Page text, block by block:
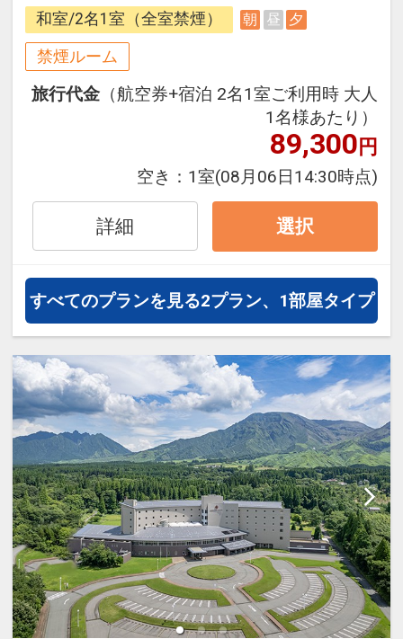
ら、一都市滞在はもちろん周遊旅行
にも最適！
旅行期間中の1泊だけの宿泊や延
泊・飛び泊なども自由自在です。
JALマイレージ会員の方にはフライ
トマイルが50%貯まります。
阿蘇の豊かな自然が育んだ食材を生
かした和食会席料理となります。
会席料理で、季節の味を楽しめるよ
□時間：18:00～20:30（最終スター
トは19:30)
■朝食のご案内
阿蘇の豊かな自然が育んだ食材を取
り入れた和食中心のメニューとなり
ます。
基本はビュッフェ形式ですが、当日
の状況により個別膳の「阿蘇の和朝
食」で提供される場合があります。
□時間：07:00～09:00（ラストオー
ダー08:30)
和室/2名1室（全室禁煙） 朝 昼 夕
禁煙ルーム
旅行代金 （航空券+宿泊 2名1室ご利用時 大人
1名様あたり）
89,300円
空き： 1室(08月06日14:30時点)
詳細 選択
すべてのプランを見る2プラン、1部屋タイプ